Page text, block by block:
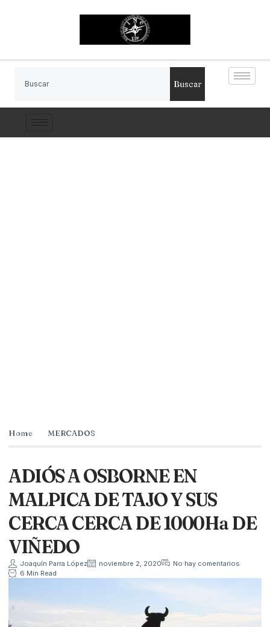
Buscar
Home MERCADOS
ADIÓS A OSBORNE EN
MALPICA DE TAJO Y SUS
CERCA CERCA DE 1000Ha DE
VIÑEDO
Joaquín Parra López noviembre 2, 2020
No hay comentarios
6 Min Read